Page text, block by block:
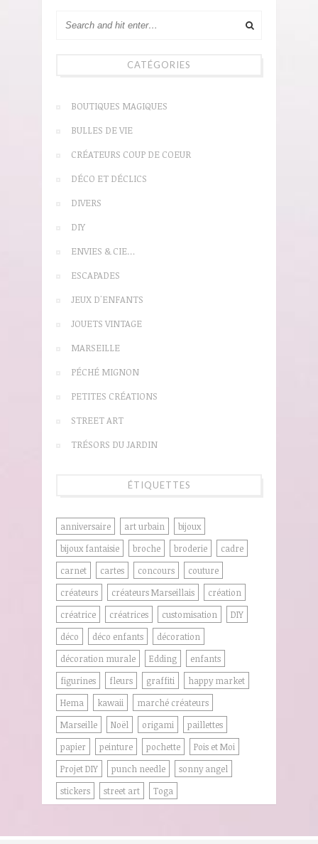
CATÉGORIES
BOUTIQUES MAGIQUES
BULLES DE VIE
CRÉATEURS COUP DE COEUR
DÉCO ET DÉCLICS
DIVERS
DIY
ENVIES & CIE…
ESCAPADES
JEUX D'ENFANTS
JOUETS VINTAGE
MARSEILLE
PÉCHÉ MIGNON
PETITES CRÉATIONS
STREET ART
TRÉSORS DU JARDIN
ÉTIQUETTES
anniversaire art urbain
bijoux
bijoux fantaisie
broche broderie
cadre
carnet
cartes concours
couture
créateurs
créateurs Marseillais
création
créatrice
créatrices customisation
DIY
déco
déco enfants
décoration
décoration murale
Edding
enfants
figurines
fleurs graffiti
happy market
Hema
kawaii
marché créateurs
Marseille
Noël origami
paillettes
papier
peinture pochette
Pois et Moi
Projet DIY
punch needle
sonny angel
stickers
street art Toga